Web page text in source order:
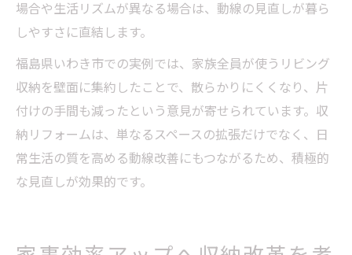
場合や生活リズムが異なる場合は、動線の見直しが暮ら
しやすさに直結します。
福島県いわき市での実例では、家族全員が使うリビング
収納を壁面に集約したことで、散らかりにくくなり、片
付けの手間も減ったという意見が寄せられています。収
納リフォームは、単なるスペースの拡張だけでなく、日
常生活の質を高める動線改善にもつながるため、積極的
な見直しが効果的です。